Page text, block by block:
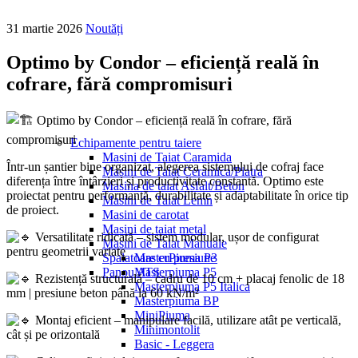
Spalatoare cu presiune
Panou ATS
Echipamente pentru taiere
Masini de Taiat Caramida
Masini de Taiat Ceramica/Piatra
Masina de taiat Asfalt/Beton
Masini de Taiat Lemn
Masini de carotat
Masini de taiat metal
Masini de Taiat Manuale
MasterPiuma P3
Masterpiuma P5
Masterpiuma P5 Italica
Masterpiuma BP
MiniPiuma
Minimontolit
Basic - Leggera
31 martie 2026 Noutăți
Optimo by Condor – eficiență reală în
cofrare, fără compromisuri
Optimo by Condor – eficiență reală în cofrare, fără
compromisuri
Într-un șantier bine organizat, alegerea sistemului de cofraj face
diferența între întârzieri și productivitate constantă. Optimo este
proiectat pentru performanță, durabilitate și adaptabilitate în orice tip
de proiect.
Versatilitate ridicată – sistem modular, ușor de configurat
pentru geometrii variate
Rezistență structurală – cadru de 10 cm + placaj fenolic de 18
mm | presiune beton până la 60 kN/m²
Montaj eficient – manipulare facilă, utilizare atât pe verticală,
cât și pe orizontală